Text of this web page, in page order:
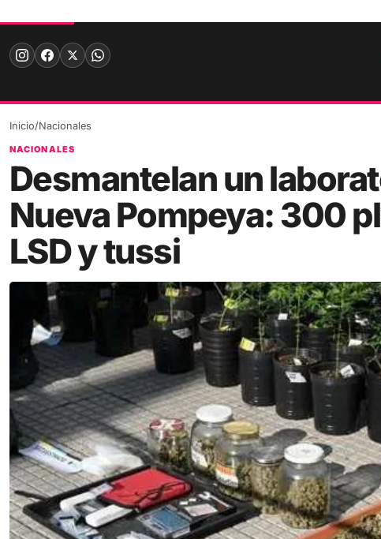
to
content
Desmantelan un
Nueva Pompeya: 300
LSD y tussi